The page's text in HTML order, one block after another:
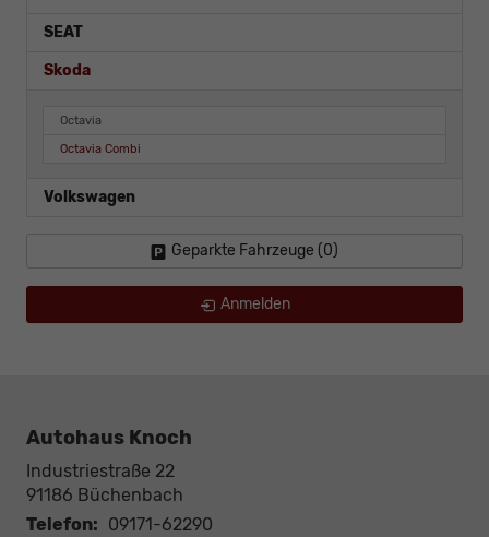
SEAT
Skoda
Octavia
Octavia Combi
Volkswagen
Geparkte Fahrzeuge (0)
Anmelden
Autohaus Knoch
Industriestraße 22
91186 Büchenbach
Telefon: 09171-62290